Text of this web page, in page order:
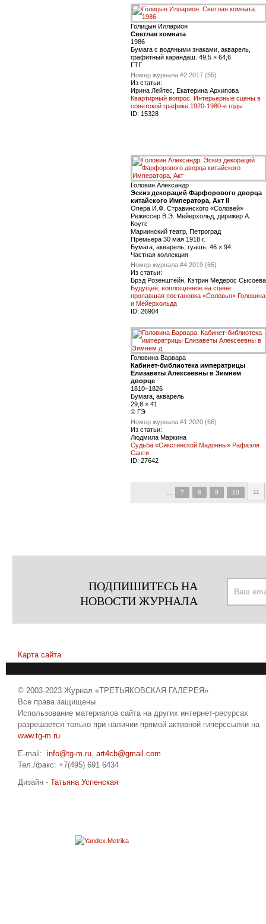
Голицын Илларион
Светлая комната
1986
Бумага с водяными знаками, акварель,
графитный карандаш. 49,5 × 64,6
ГТГ
Номер журнала:#2 2017 (55)
Из статьи:
Ирина Лейтес, Екатерина Архипова
Квартирный вопрос. Интерьерные сцены в
советской графике 1920-1980-е годы
ID: 15328
Головин Александр
Эскиз декораций Фарфорового дворца
китайского Императора, Акт II
Опера И.Ф. Стравинского «Соловей»
Режиссер В.Э. Мейерхольд, дирижер А.
Коутс
Мариинский театр, Петроград
Премьера 30 мая 1918 г.
Бумага, акварель, гуашь. 46 × 94
Частная коллекция
Номер журнала:#4 2019 (65)
Из статьи:
Брэд Розенштейн, Кэтрин Медерос Сысоева
Будущее, воплощенное на сцене:
пропавшая постановка «Соловья» Головина
и Мейерхольда
ID: 26904
Головина Варвара
Кабинет-библиотека императрицы
Елизаветы Алексеевны в Зимнем
дворце
1810–1826
Бумага, акварель
29,8 × 41
© ГЭ
Номер журнала:#1 2020 (66)
Из статьи:
Людмила Маркина
Судьба «Сикстинской Мадонны» Рафаэля
Санти
ID: 27642
7 8 9 10 11
ПОДПИШИТЕСЬ НА
НОВОСТИ ЖУРНАЛА
Карта сайта
© 2003-2023 Журнал «ТРЕТЬЯКОВСКАЯ ГАЛЕРЕЯ»
Все права защищены
Использование материалов сайта на других интернет-ресурсах
разрешается только при наличии прямой активной гиперссылки на
www.tg-m.ru
E-mail: info@tg-m.ru art4cb@gmail.com
Тел./факс: +7(495) 691 6434
Дизайн - Татьяна Успенская